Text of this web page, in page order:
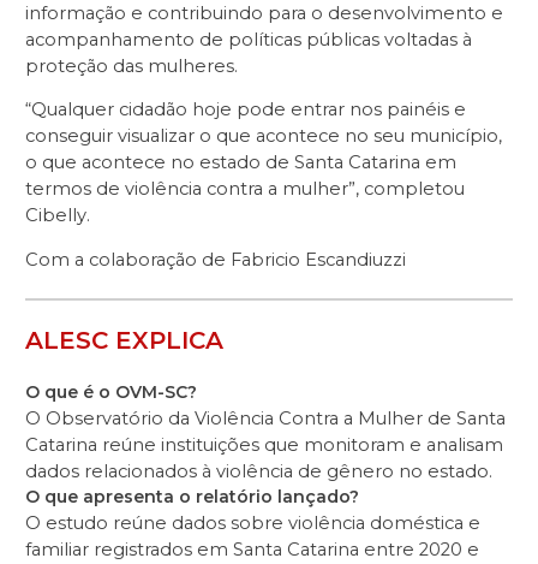
informação e contribuindo para o desenvolvimento e
acompanhamento de políticas públicas voltadas à
proteção das mulheres.
“Qualquer cidadão hoje pode entrar nos painéis e
conseguir visualizar o que acontece no seu município,
o que acontece no estado de Santa Catarina em
termos de violência contra a mulher”, completou
Cibelly.
Com a colaboração de Fabricio Escandiuzzi
ALESC EXPLICA
O que é o OVM-SC?
O Observatório da Violência Contra a Mulher de Santa
Catarina reúne instituições que monitoram e analisam
dados relacionados à violência de gênero no estado.
O que apresenta o relatório lançado?
O estudo reúne dados sobre violência doméstica e
familiar registrados em Santa Catarina entre 2020 e